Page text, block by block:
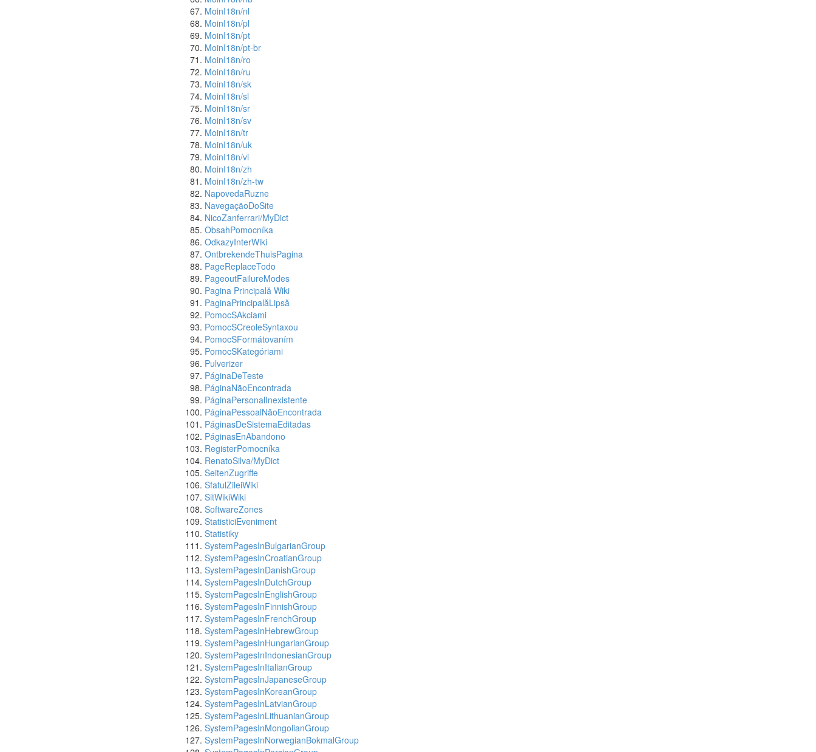
MoinI18n/nl
MoinI18n/pl
MoinI18n/pt
MoinI18n/pt-br
MoinI18n/ro
MoinI18n/ru
MoinI18n/sk
MoinI18n/sl
MoinI18n/sr
MoinI18n/sv
MoinI18n/tr
MoinI18n/uk
MoinI18n/vi
MoinI18n/zh
MoinI18n/zh-tw
NapovedaRuzne
NavegaçãoDoSite
NicoZanferrari/MyDict
ObsahPomocníka
OdkazyInterWiki
OntbrekendeThuisPagina
PageReplaceTodo
PageoutFailureModes
Pagina Principală Wiki
PaginaPrincipalăLipsă
PomocSAkciami
PomocSCreoleSyntaxou
PomocSFormátovaním
PomocSKategóriami
Pulverizer
PáginaDeTeste
PáginaNãoEncontrada
PáginaPersonalInexistente
PáginaPessoalNãoEncontrada
PáginasDeSistemaEditadas
PáginasEnAbandono
RegisterPomocníka
RenatoSilva/MyDict
SeitenZugriffe
SfatulZileiWiki
SitWikiWiki
SoftwareZones
StatisticiEveniment
Statistiky
SystemPagesInBulgarianGroup
SystemPagesInCroatianGroup
SystemPagesInDanishGroup
SystemPagesInDutchGroup
SystemPagesInEnglishGroup
SystemPagesInFinnishGroup
SystemPagesInFrenchGroup
SystemPagesInHebrewGroup
SystemPagesInHungarianGroup
SystemPagesInIndonesianGroup
SystemPagesInItalianGroup
SystemPagesInJapaneseGroup
SystemPagesInKoreanGroup
SystemPagesInLatvianGroup
SystemPagesInLithuanianGroup
SystemPagesInMongolianGroup
SystemPagesInNorwegianBokmalGroup